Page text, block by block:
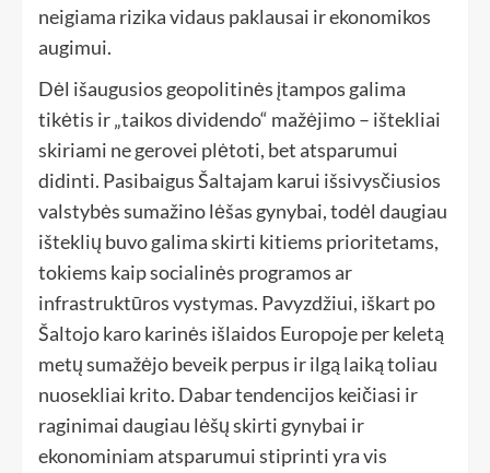
neigiama rizika vidaus paklausai ir ekonomikos
augimui.
Dėl išaugusios geopolitinės įtampos galima
tikėtis ir „taikos dividendo“ mažėjimo – ištekliai
skiriami ne gerovei plėtoti, bet atsparumui
didinti. Pasibaigus Šaltajam karui išsivysčiusios
valstybės sumažino lėšas gynybai, todėl daugiau
išteklių buvo galima skirti kitiems prioritetams,
tokiems kaip socialinės programos ar
infrastruktūros vystymas. Pavyzdžiui, iškart po
Šaltojo karo karinės išlaidos Europoje per keletą
metų sumažėjo beveik perpus ir ilgą laiką toliau
nuosekliai krito. Dabar tendencijos keičiasi ir
raginimai daugiau lėšų skirti gynybai ir
ekonominiam atsparumui stiprinti yra vis